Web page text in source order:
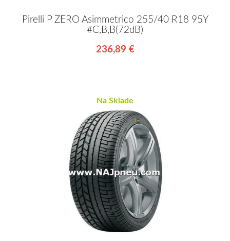
Pirelli P ZERO Asimmetrico 255/40 R18 95Y
#C,B,B(72dB)
236,89 €
Na Sklade